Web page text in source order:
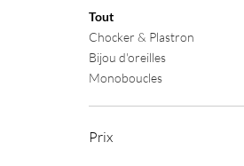
Tout
Chocker & Plastron
Bijou d'oreilles
Monoboucles
Prix